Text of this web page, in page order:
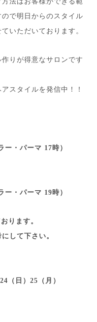
で明日からのスタイル
いただいております。
りが得意なサロンです
アスタイルを発信中！！
ー・パーマ 17時）
ー・パーマ 19時）
ります。
して下さい。
（日）25（月）